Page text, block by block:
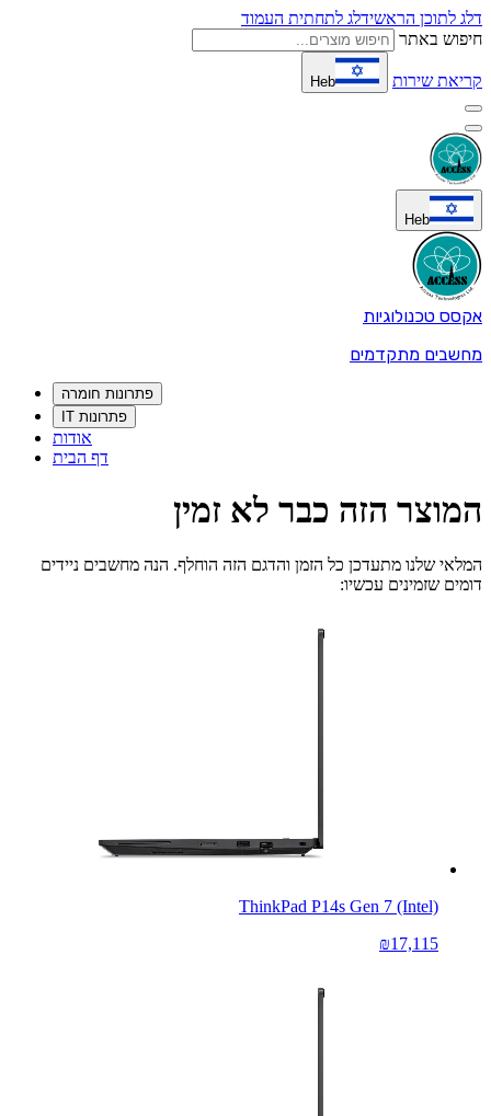
דלג לתוכן הראשידלג לתחתית העמוד
חיפוש באתר
קריאת שירות Heb
Heb
אקסס טכנולוגיות
מחשבים מתקדמים
פתרונות חומרה
פתרונות IT
אודות
דף הבית
המוצר הזה כבר לא זמין
המלאי שלנו מתעדכן כל הזמן והדגם הזה הוחלף. הנה מחשבים ניידים
דומים שזמינים עכשיו:
ThinkPad P14s Gen 7 (Intel)
₪17,115